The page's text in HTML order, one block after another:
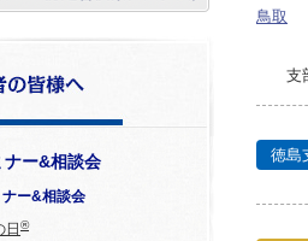
ナー&相談会
ー&相談会
日 ®
鳥取
支
徳島